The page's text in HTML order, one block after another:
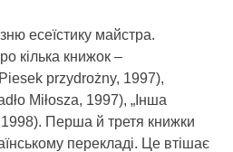
есеїстику майстра.
кілька книжок –
przydrożny, 1997),
Miłosza, 1997), „Інша
1998). Перша й третя книжки
перекладі. Це втішає